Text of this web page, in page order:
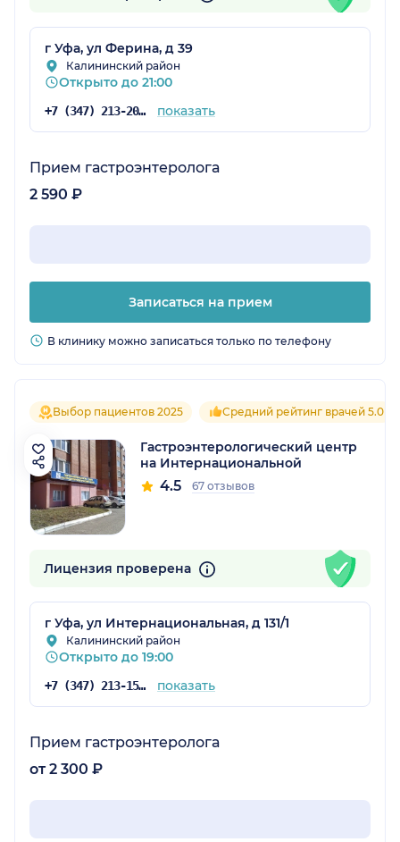
г Уфа, ул Ферина, д 39
Калининский район
Открыто до 21:00
+7 (347) 213-20-62 показать
Прием гастроэнтеролога
2 590 ₽
Записаться на прием
В клинику можно записаться только по телефону
Выбор пациентов 2025 Средний рейтинг врачей 5.0
Гастроэнтерологический центр
на Интернациональной
4.5 67 отзывов
Лицензия проверена
г Уфа, ул Интернациональная, д 131/1
Калининский район
Открыто до 19:00
+7 (347) 213-15-78 показать
Прием гастроэнтеролога
от 2 300 ₽